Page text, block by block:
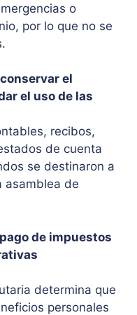
o
por lo que no se
el
el uso de las
recibos,
de cuenta
se destinaron a
asamblea de
de impuestos
determina que
personales